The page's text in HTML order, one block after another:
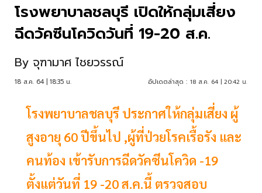
โรงพยาบาลชลบุรี เปิดให้กลุ่มเสี่ยง
ฉีดวัคซีนโควิดวันที่ 19-20 ส.ค.
By จุฑามาศ ไชยวรรณ์
18 ส.ค. 64 | 18:35 น. อัปเดตล่าสุด : 18 ส.ค. 64 | 20:42 น.
โรงพยาบาลชลบุรี ประกาศให้กลุ่มเสี่ยง ผู้
สูงอายุ 60 ปีขึ้นไป ,ผู้ที่ป่วยโรคเรื้อรัง และ
คนท้อง เข้ารับการฉีดวัคซีนโควิด -19
ตั้งแต่วันที่ 19 -20 ส.ค.นี้ ตรวจสอบ